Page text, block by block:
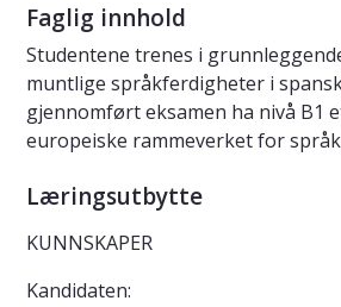
Faglig innhold
Studentene trenes i
muntlige språkferdigheter i
gjennomført eksamen ha nivå B1
europeiske rammeverket for
Læringsutbytte
KUNNSKAPER
Kandidaten: